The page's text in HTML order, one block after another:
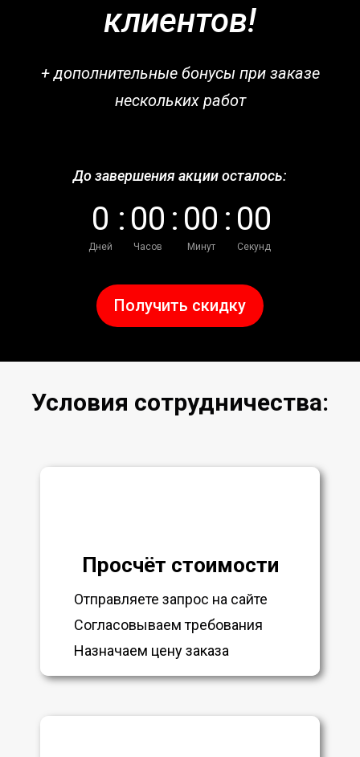
клиентов!
+ дополнительные бонусы при заказе
нескольких работ
До завершения акции осталось:
0
Дней
: 00
Часов
: 00
Минут
: 00
Секунд
Получить скидку
Условия сотрудничества:
Просчёт стоимости
Отправляете запрос на сайте
Согласовываем требования
Назначаем цену заказа